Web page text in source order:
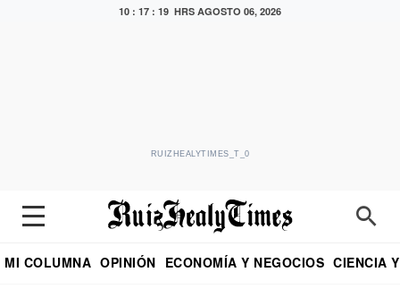
10 : 17 : 20 HRS AGOSTO 06, 2026
RUIZHEALYTIMES_T_0
MI COLUMNA OPINIÓN ECONOMÍA Y NEGOCIOS CIENCIA